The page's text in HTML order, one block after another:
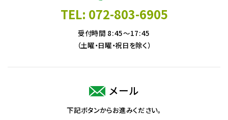
TEL: 072-803-6905
受付時間 8:45～17:45
（土曜・日曜・祝日を除く）
メール
下記ボタンからお進みください。